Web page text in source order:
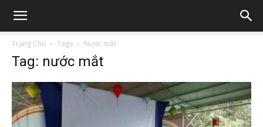
Trang Chủ Tags Nước mắt
Tag: nước mắt